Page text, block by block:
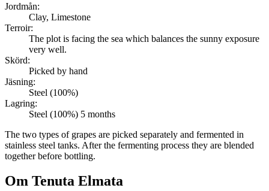
Jordmån:
Clay, Limestone
Terroir:
The plot is facing the sea which balances the sunny exposure
very well.
Skörd:
Picked by hand
Jäsning:
Steel (100%)
Lagring:
Steel (100%) 5 months
The two types of grapes are picked separately and fermented in
stainless steel tanks. After the fermenting process they are blended
together before bottling.
Om Tenuta Elmata